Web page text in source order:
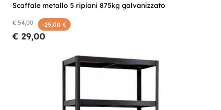
Scaffale metallo 5 ripiani 875kg galvanizzato
€ 54,00 -25,00 €
€ 29,00